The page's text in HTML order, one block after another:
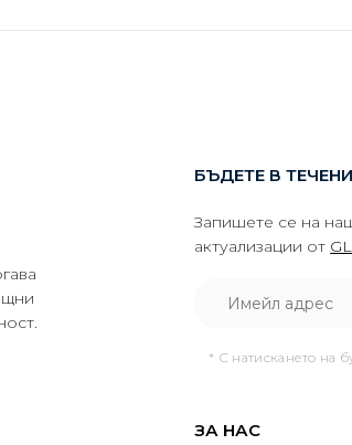
ЗА НАС
БЪДЕТЕ В
Запишете се на
актуализации от
* С натискането на